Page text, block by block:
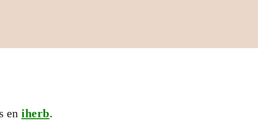
en iherb.